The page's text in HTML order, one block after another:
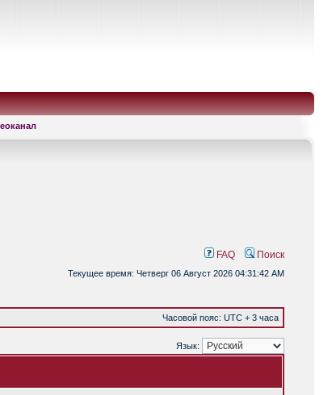
FAQ Поиск
Текущее время: Четверг 06 Август 2026 04:31:42 AM
Часовой пояс: UTC + 3 часа
Язык: